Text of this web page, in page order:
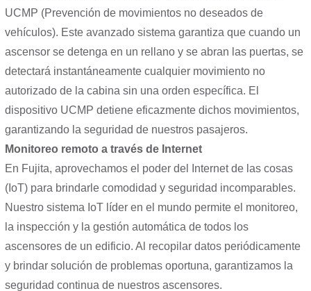
UCMP (Prevención de movimientos no deseados de
vehículos). Este avanzado sistema garantiza que cuando un
ascensor se detenga en un rellano y se abran las puertas, se
detectará instantáneamente cualquier movimiento no
autorizado de la cabina sin una orden específica. El
dispositivo UCMP detiene eficazmente dichos movimientos,
garantizando la seguridad de nuestros pasajeros.
Monitoreo remoto a través de Internet
En Fujita, aprovechamos el poder del Internet de las cosas
(IoT) para brindarle comodidad y seguridad incomparables.
Nuestro sistema IoT líder en el mundo permite el monitoreo,
la inspección y la gestión automática de todos los
ascensores de un edificio. Al recopilar datos periódicamente
y brindar solución de problemas oportuna, garantizamos la
seguridad continua de nuestros ascensores.